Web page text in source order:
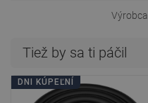
Výrobca
Tiež by sa ti páčil
DNI KÚPEĽNÍ